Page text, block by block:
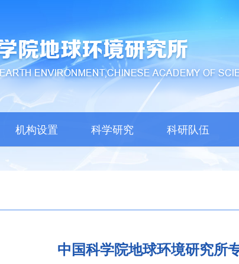
机构设置 科学研究 科研队伍
中国科学院地球环境研究所